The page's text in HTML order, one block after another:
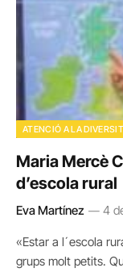
ATENCIÓ A LA
Maria Mercè
d’escola rural
Eva Martínez 4
«Estar a l´escola
grups molt petits.